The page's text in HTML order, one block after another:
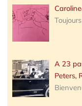
A 23
Peters,